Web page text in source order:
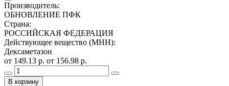
Производитель:
ОБНОВЛЕНИЕ ПФК
Страна:
РОССИЙСКАЯ ФЕДЕРАЦИЯ
Действующее вещество (МНН):
Дексаметазон
от 149.13 р. от 156.98 р.
В корзину